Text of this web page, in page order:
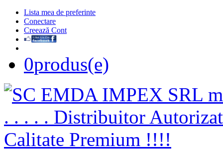
Lista mea de preferinte
Conectare
Creează Cont
0produs(e)